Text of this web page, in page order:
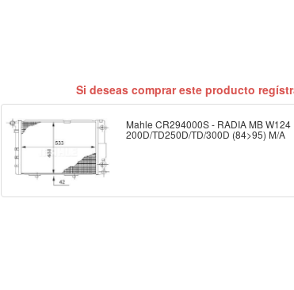
Si deseas comprar este producto
Mahle CR294000S - RADIA MB W124
200D/TD250D/TD/300D (84>95) M/A